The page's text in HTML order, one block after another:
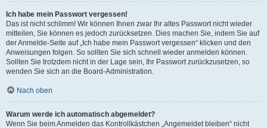
Ich habe mein Passwort vergessen!
Das ist nicht schlimm! Wir können Ihnen zwar Ihr altes Passwort nicht wieder
mitteilen, Sie können es jedoch zurücksetzen. Dies machen Sie, indem Sie auf
der Anmelde-Seite auf „Ich habe mein Passwort vergessen“ klicken und den
Anweisungen folgen. So sollten Sie sich schnell wieder anmelden können.
Sollten Sie trotzdem nicht in der Lage sein, Ihr Passwort zurückzusetzen, so
wenden Sie sich an die Board-Administration.
Nach oben
Warum werde ich automatisch abgemeldet?
Wenn Sie beim Anmelden das Kontrollkästchen „Angemeldet bleiben“ nicht